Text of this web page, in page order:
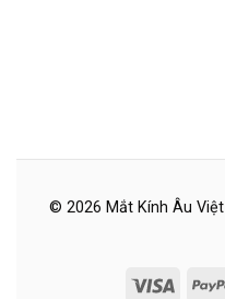
© 2026 Mắt Kính Âu Việt
Visa